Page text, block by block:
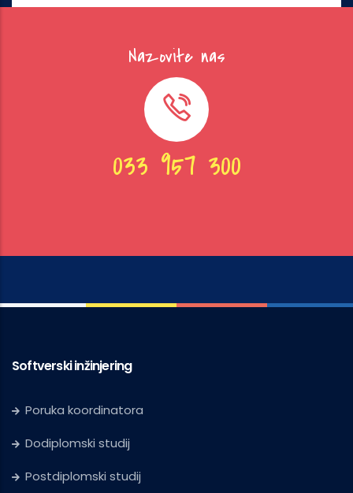
Nazovite nas
033 957 300
Softverski inžinjering
Poruka koordinatora
Dodiplomski studij
Postdiplomski studij